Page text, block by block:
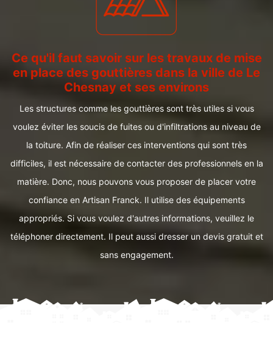
Ce qu'il faut savoir sur les travaux de mise
en place des gouttières dans la ville de Le
Chesnay et ses environs
Les structures comme les gouttières sont très utiles si vous
voulez éviter les soucis de fuites ou d'infiltrations au niveau de
la toiture. Afin de réaliser ces interventions qui sont très
difficiles, il est nécessaire de contacter des professionnels en la
matière. Donc, nous pouvons vous proposer de placer votre
confiance en Artisan Franck. Il utilise des équipements
appropriés. Si vous voulez d'autres informations, veuillez le
téléphoner directement. Il peut aussi dresser un devis gratuit et
sans engagement.